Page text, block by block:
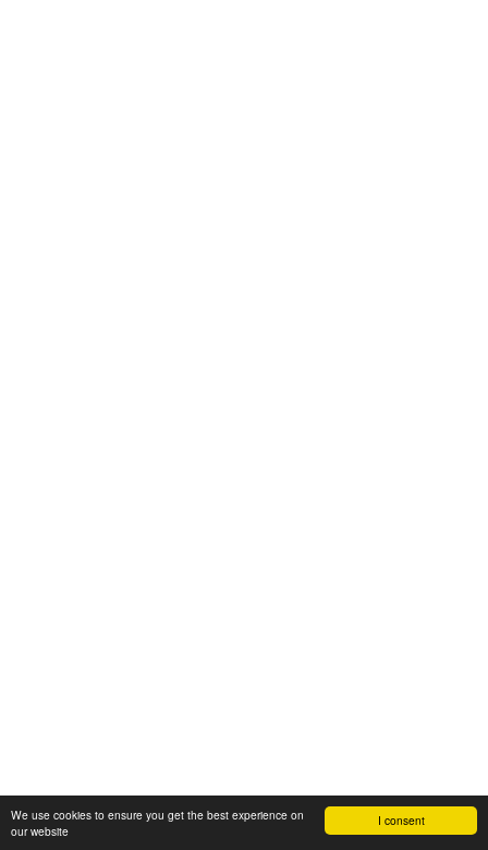
I consent
We use cookies to ensure you get the best experience on
our website